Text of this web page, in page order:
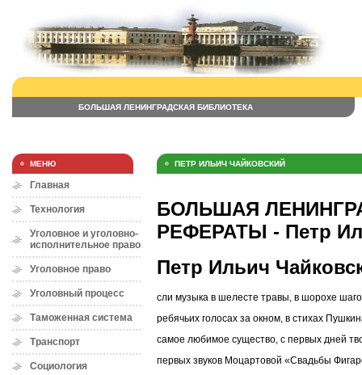
БОЛЬШАЯ ЛЕНИНГРАДСКАЯ БИБЛИОТЕКА
МЕНЮ
Главная
Технология
Уголовное и уголовно-
исполнительное право
Уголовное право
Уголовный процесс
Таможенная система
Транспорт
Социология
ПЕТР ИЛЬИЧ ЧАЙКОВСКИЙ
БОЛЬШАЯ
РЕФЕРАТЫ - Петр
Петр Ильич
сли музыка в шелесте травы, в шорохе
ребячьих голосах за окном, в стихах
самое любимое существо, с первых дней
первых звуков Моцартовой «Свадьбы